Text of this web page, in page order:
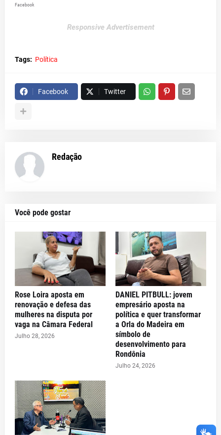
Facebook
Responsive Advertisement
Tags: Política
Facebook Twitter
Redação
Você pode gostar
Rose Loira aposta em
renovação e defesa das
mulheres na disputa por
vaga na Câmara Federal
Julho 28, 2026
DANIEL PITBULL: jovem
empresário aposta na
política e quer transformar
a Orla do Madeira em
símbolo de
desenvolvimento para
Rondônia
Julho 24, 2026